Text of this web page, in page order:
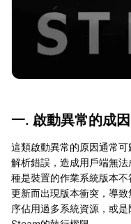
一. 啟動異常的成因
這類啟動異常的原因通常
解析錯誤，造成用戶端無
種是裝置的作業系統版本
更新而出現版本衝突，導
序佔用過多系統資源，或